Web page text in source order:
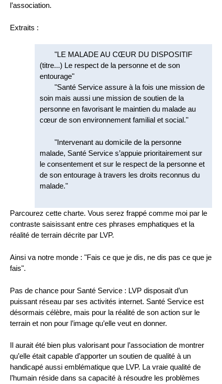
l’association.
Extraits :
"LE MALADE AU CŒUR DU DISPOSITIF
(titre...) Le respect de la personne et de son
entourage"
"Santé Service assure à la fois une mission de
soin mais aussi une mission de soutien de la
personne en favorisant le maintien du malade au
cœur de son environnement familial et social."
"Intervenant au domicile de la personne
malade, Santé Service s’appuie prioritairement sur
le consentement et sur le respect de la personne et
de son entourage à travers les droits reconnus du
malade."
Parcourez cette charte. Vous serez frappé comme moi par le
contraste saisissant entre ces phrases emphatiques et la
réalité de terrain décrite par LVP.
Ainsi va notre monde : "Fais ce que je dis, ne dis pas ce que je
fais".
Pas de chance pour Santé Service : LVP disposait d’un
puissant réseau par ses activités internet. Santé Service est
désormais célèbre, mais pour la réalité de son action sur le
terrain et non pour l’image qu’elle veut en donner.
Il aurait été bien plus valorisant pour l’association de montrer
qu’elle était capable d’apporter un soutien de qualité à un
handicapé aussi emblématique que LVP. La vraie qualité de
l’humain réside dans sa capacité à résoudre les problèmes